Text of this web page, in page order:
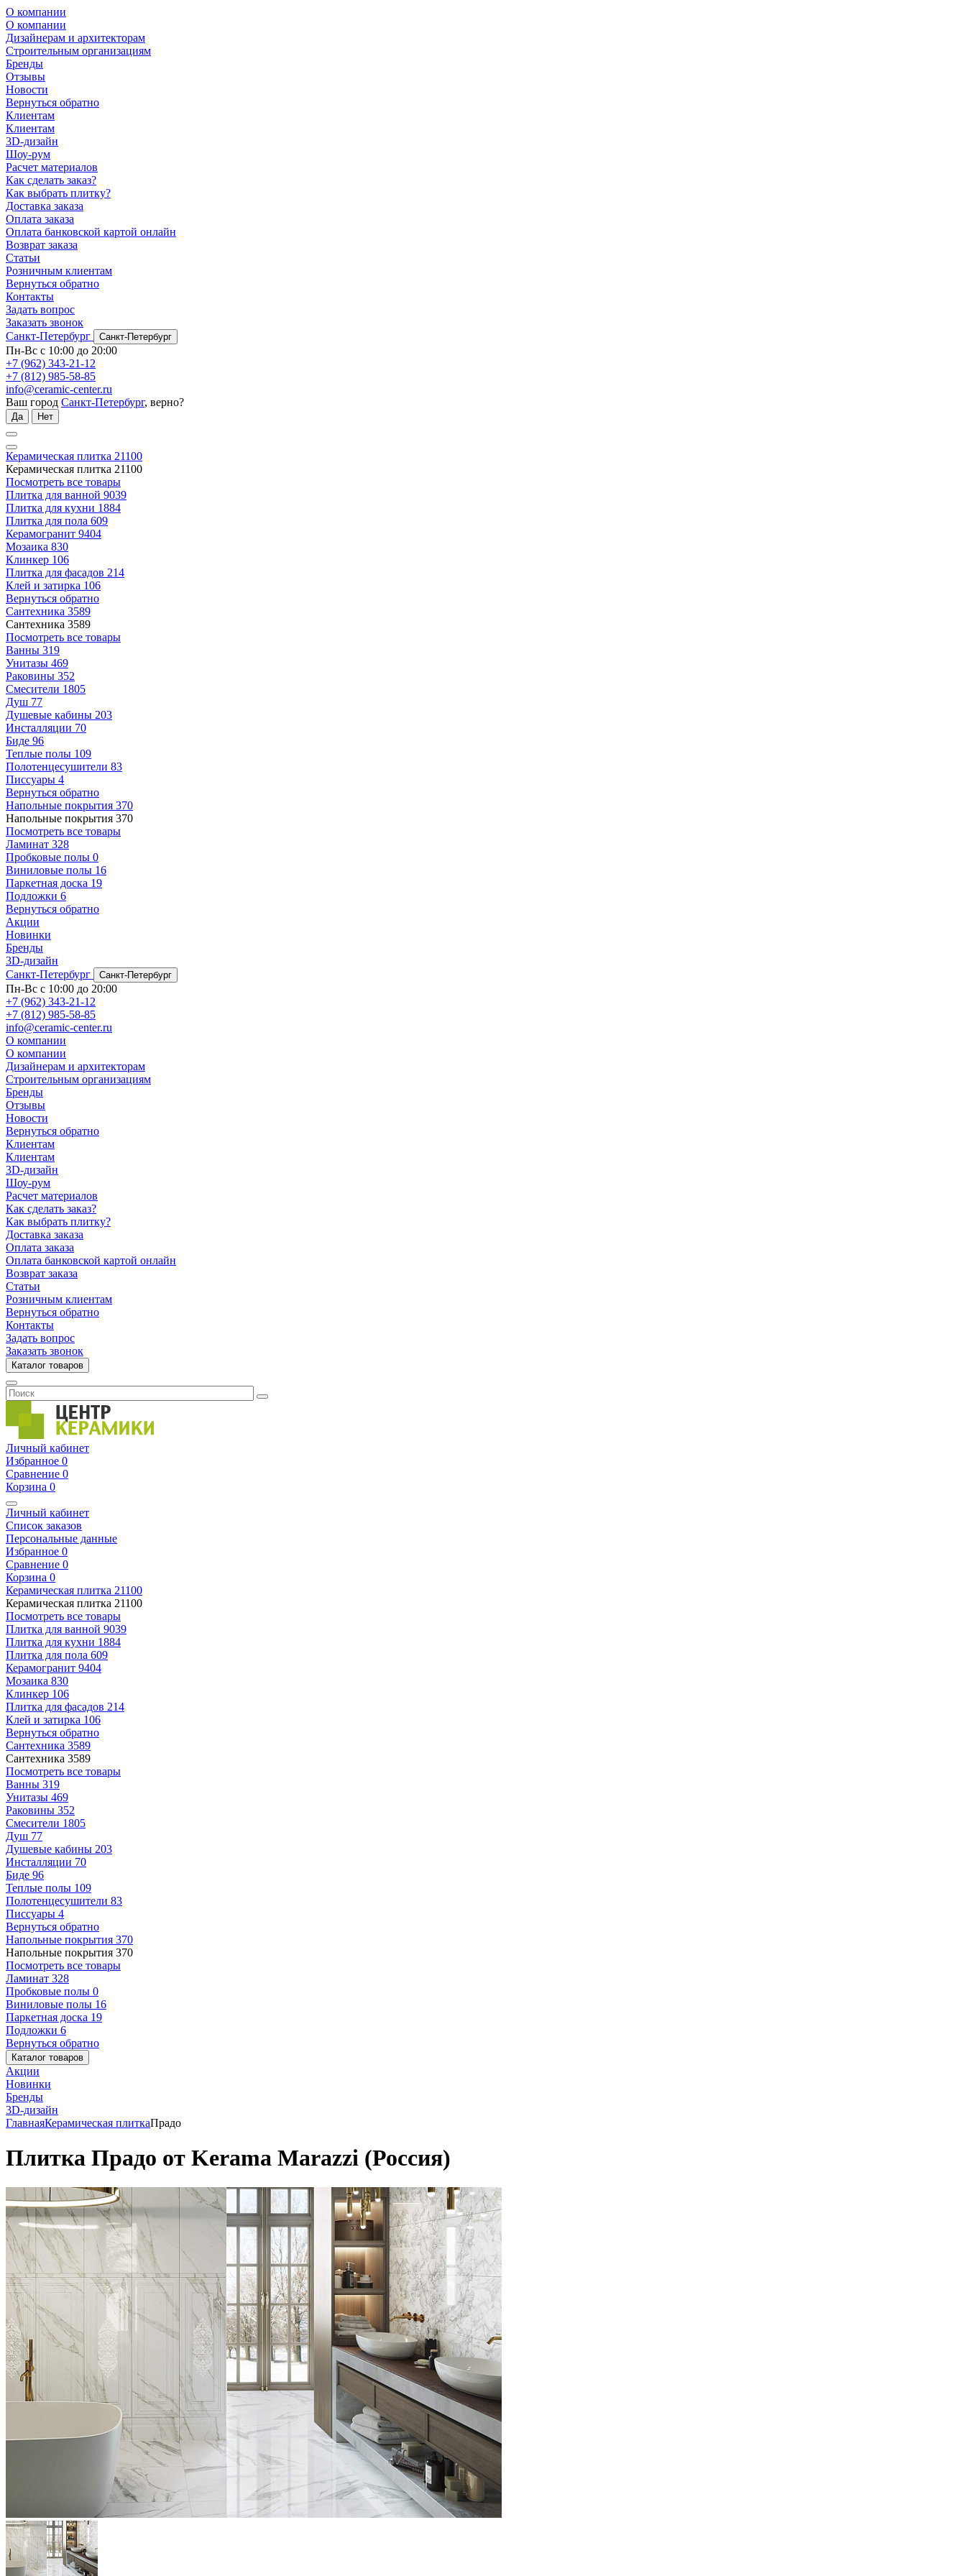
О компании
О компании
Дизайнерам и архитекторам
Строительным организациям
Бренды
Отзывы
Новости
Вернуться обратно
Клиентам
Клиентам
3D-дизайн
Шоу-рум
Расчет материалов
Как сделать заказ?
Как выбрать плитку?
Доставка заказа
Оплата заказа
Оплата банковской картой онлайн
Возврат заказа
Статьи
Розничным клиентам
Вернуться обратно
Контакты
Задать вопрос
Заказать звонок
Санкт-Петербург
Санкт-Петербург
Пн-Вс с 10:00 до 20:00
+7 (962) 343-21-12
+7 (812) 985-58-85
info@ceramic-center.ru
Ваш город Санкт-Петербург, верно?
Да Нет
Керамическая плитка 21100
Керамическая плитка 21100
Посмотреть все товары
Плитка для ванной 9039
Плитка для кухни 1884
Плитка для пола 609
Керамогранит 9404
Мозаика 830
Клинкер 106
Плитка для фасадов 214
Клей и затирка 106
Вернуться обратно
Сантехника 3589
Сантехника 3589
Посмотреть все товары
Ванны 319
Унитазы 469
Раковины 352
Смесители 1805
Душ 77
Душевые кабины 203
Инсталляции 70
Биде 96
Теплые полы 109
Полотенцесушители 83
Писсуары 4
Вернуться обратно
Напольные покрытия 370
Напольные покрытия 370
Посмотреть все товары
Ламинат 328
Пробковые полы 0
Виниловые полы 16
Паркетная доска 19
Подложки 6
Вернуться обратно
Акции
Новинки
Бренды
3D-дизайн
Санкт-Петербург
Санкт-Петербург
Пн-Вс с 10:00 до 20:00
+7 (962) 343-21-12
+7 (812) 985-58-85
info@ceramic-center.ru
О компании
О компании
Дизайнерам и архитекторам
Строительным организациям
Бренды
Отзывы
Новости
Вернуться обратно
Клиентам
Клиентам
3D-дизайн
Шоу-рум
Расчет материалов
Как сделать заказ?
Как выбрать плитку?
Доставка заказа
Оплата заказа
Оплата банковской картой онлайн
Возврат заказа
Статьи
Розничным клиентам
Вернуться обратно
Контакты
Задать вопрос
Заказать звонок
Каталог товаров
Личный кабинет
Избранное 0
Сравнение 0
Корзина 0
Личный кабинет
Список заказов
Персональные данные
Избранное 0
Сравнение 0
Корзина 0
Керамическая плитка 21100
Керамическая плитка 21100
Посмотреть все товары
Плитка для ванной 9039
Плитка для кухни 1884
Плитка для пола 609
Керамогранит 9404
Мозаика 830
Клинкер 106
Плитка для фасадов 214
Клей и затирка 106
Вернуться обратно
Сантехника 3589
Сантехника 3589
Посмотреть все товары
Ванны 319
Унитазы 469
Раковины 352
Смесители 1805
Душ 77
Душевые кабины 203
Инсталляции 70
Биде 96
Теплые полы 109
Полотенцесушители 83
Писсуары 4
Вернуться обратно
Напольные покрытия 370
Напольные покрытия 370
Посмотреть все товары
Ламинат 328
Пробковые полы 0
Виниловые полы 16
Паркетная доска 19
Подложки 6
Вернуться обратно
Каталог товаров
Акции
Новинки
Бренды
3D-дизайн
ГлавнаяКерамическая плиткаПрадо
Плитка Прадо от Kerama Marazzi (Россия)